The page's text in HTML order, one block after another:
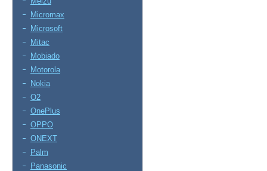
Micromax
Microsoft
Mitac
Mobiado
Motorola
Nokia
O2
OnePlus
OPPO
ONEXT
Palm
Panasonic